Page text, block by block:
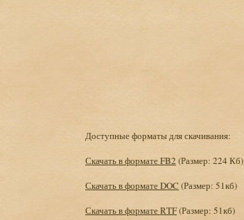
Доступные форматы для скачивания:
Скачать в формате FB2 (Размер: 224 Кб)
Скачать в формате DOC (Размер: 51кб)
Скачать в формате RTF(Размер: 51кб)